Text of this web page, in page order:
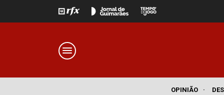
OPINIÃO ·